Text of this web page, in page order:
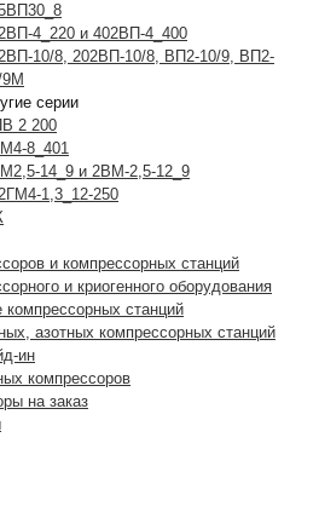
4_220 и 402ВП-4_400
10/8, 202ВП-10/8, ВП2-10/9, ВП2-
9М
серии
2 200
8_401
14_9 и 2ВМ-2,5-12_9
1,3_12-250
и компрессорных станций
и криогенного оборудования
компрессорных станций
азотных компрессорных станций
ин
компрессоров
на заказ